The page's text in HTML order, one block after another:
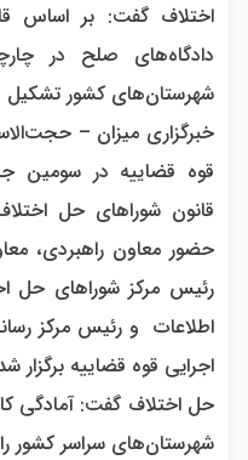
اختلاف گفت: بر اساس
دادگاه‌های صلح در
شهرستان‌های کشور تشکیل
خبرگزاری میزان –
قوه قضاییه در سومین
حضور معاون راهبردی،
رئیس مرکز شورا‌های حل
اطلاعات و رئیس مرکز
اجرایی قوه قضاییه برگزار
حل اختلاف گفت: آمادگی
شهرستان‌های سراسر کشور را